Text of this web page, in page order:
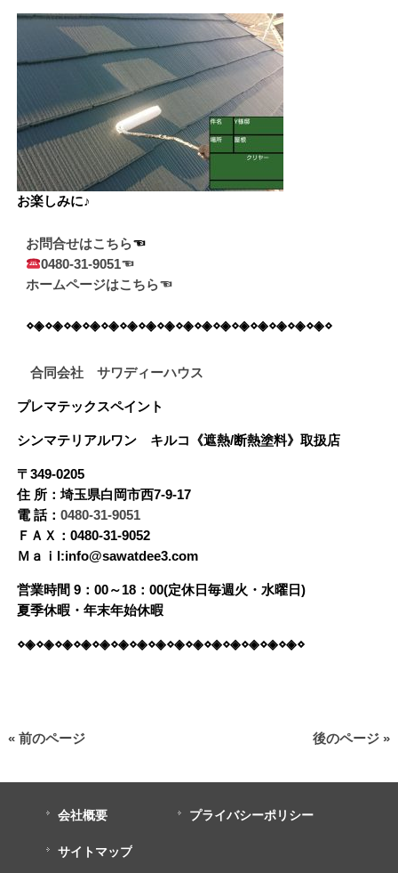
お楽しみに♪
お問合せはこちら
0480-31-9051☜
ホームページはこちら☜
⋄◈⋄◈⋄◈⋄◈⋄◈⋄◈⋄◈⋄◈⋄◈⋄◈⋄◈⋄◈⋄◈⋄◈⋄◈⋄◈⋄
合同会社 サワディーハウス
プレマテックスペイント
シンマテリアルワン キルコ《遮熱/断熱塗料》 取扱店
〒349-0205
住 所：埼玉県白岡市西7-9-17
電 話： 0480-31-9051
ＦＡＸ：0480-31-9052
Ｍａｉl:info@sawatdee3.com
営業時間 9：00～18：00(定休日毎週火・水曜日)
夏季休暇・年末年始休暇
⋄◈⋄◈⋄◈⋄◈⋄◈⋄◈⋄◈⋄◈⋄◈⋄◈⋄◈⋄◈⋄◈⋄◈⋄◈⋄
« 前のページ 後のページ »
会社概要 プライバシーポリシー
サイトマップ